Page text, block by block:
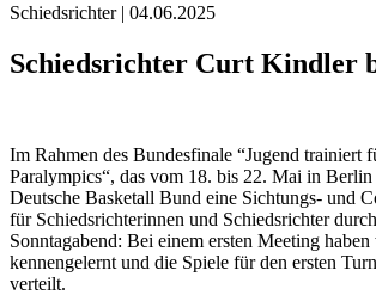
Schiedsrichter | 04.06.2025
Schiedsrichter Curt Kindler
Im Rahmen des Bundesfinale “Jugend trainiert
Paralympics“, das vom 18. bis 22. Mai in
Deutsche Basketall Bund eine Sichtungs- und
für Schiedsrichterinnen und Schiedsrichter
Sonntagabend: Bei einem ersten Meeting
kennengelernt und die Spiele für den ersten
verteilt.